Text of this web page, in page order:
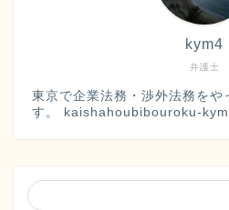
弁護士
kym4
東京で企業法務・渉外法務をや
す。 kaishahoubibouroku-